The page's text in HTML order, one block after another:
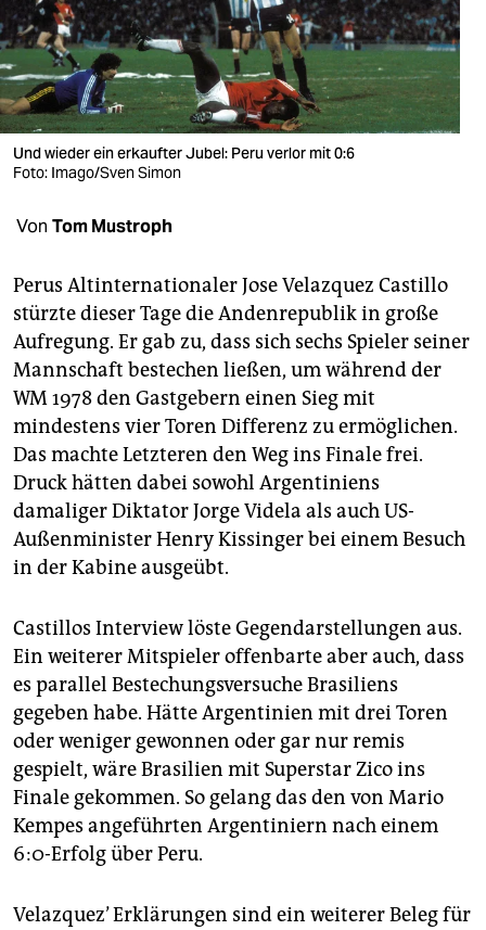
wahrheit
verlag
verlag
veranstaltungen
shop
unterstützen
abo
genossenschaft
epaper login
Und wieder ein erkaufter Jubel: Peru verlor mit 0:6
Foto: Imago/Sven Simon
Von Tom Mustroph
Perus Altinternationaler Jose Velazquez Castillo
stürzte dieser Tage die Andenrepublik in große
Aufregung. Er gab zu, dass sich sechs Spieler seiner
Mannschaft bestechen ließen, um während der
WM 1978 den Gastgebern einen Sieg mit
mindestens vier Toren Differenz zu ermöglichen.
Das machte Letzteren den Weg ins Finale frei.
Druck hätten dabei sowohl Argentiniens
damaliger Diktator Jorge Videla als auch US-
Außenminister Henry Kissinger bei einem Besuch
in der Kabine ausgeübt.
Castillos Interview löste Gegendarstellungen aus.
Ein weiterer Mitspieler offenbarte aber auch, dass
es parallel Bestechungsversuche Brasiliens
gegeben habe. Hätte Argentinien mit drei Toren
oder weniger gewonnen oder gar nur remis
gespielt, wäre Brasilien mit Superstar Zico ins
Finale gekommen. So gelang das den von Mario
Kempes angeführten Argentiniern nach einem
6:0-Erfolg über Peru.
Velazquez’ Erklärungen sind ein weiterer Beleg für